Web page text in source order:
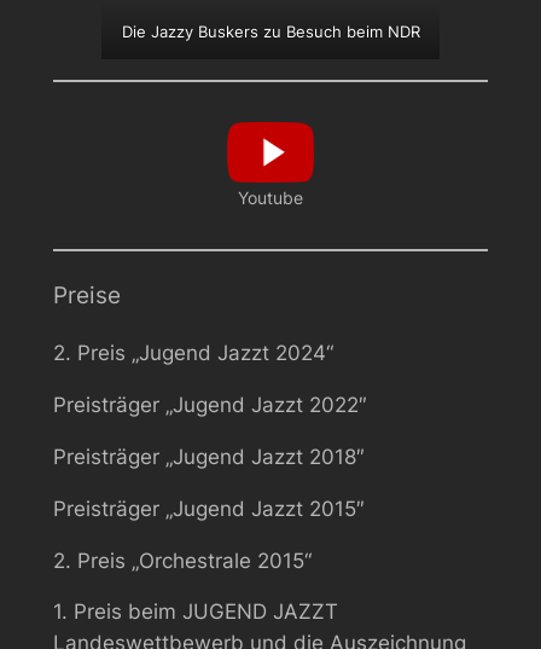
Die Jazzy Buskers zu Besuch beim NDR
Youtube
Preise
2. Preis „Jugend Jazzt 2024“
Preisträger „Jugend Jazzt 2022″
Preisträger „Jugend Jazzt 2018″
Preisträger „Jugend Jazzt 2015″
2. Preis „Orchestrale 2015“
1. Preis beim JUGEND JAZZT
Landeswettbewerb und die Auszeichnung